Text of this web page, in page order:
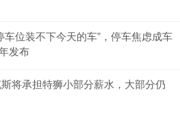
车位装不下今天的车”，停车焦虑成车
发布
将承担特狮小部分薪水，大部分仍